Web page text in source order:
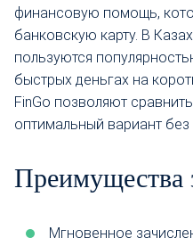
финансовую помощь,
банковскую карту. В
пользуются
быстрых деньгах на
FinGo позволяют
оптимальный вариант без
Преимущества
Мгновенное